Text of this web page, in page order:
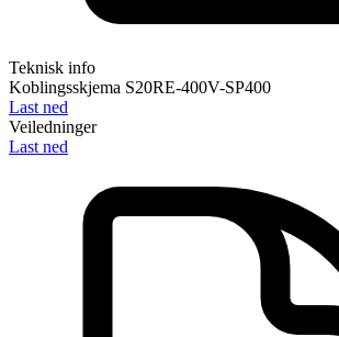
Teknisk info
Koblingsskjema S20RE-400V-SP400
Last ned
Veiledninger
Last ned